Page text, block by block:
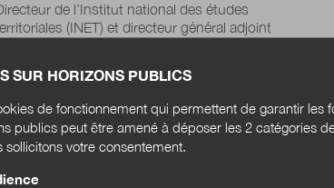
de l’Institut national des études
(INET) et directeur général adjoint
SUR HORIZONS PUBLICS
de fonctionnement qui permettent de garantir les
publics peut être amené à déposer les 2 catégories
sollicitons votre consentement.